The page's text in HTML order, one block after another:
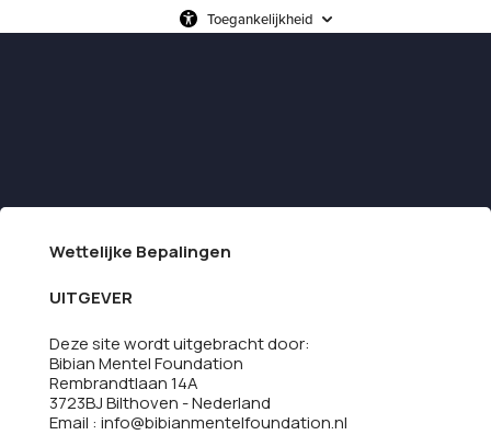
Toegankelijkheid
Wettelijke Bepalingen
UITGEVER
Deze site wordt uitgebracht door:
Bibian Mentel Foundation
Rembrandtlaan 14A
3723BJ Bilthoven - Nederland
Email : info@bibianmentelfoundation.nl